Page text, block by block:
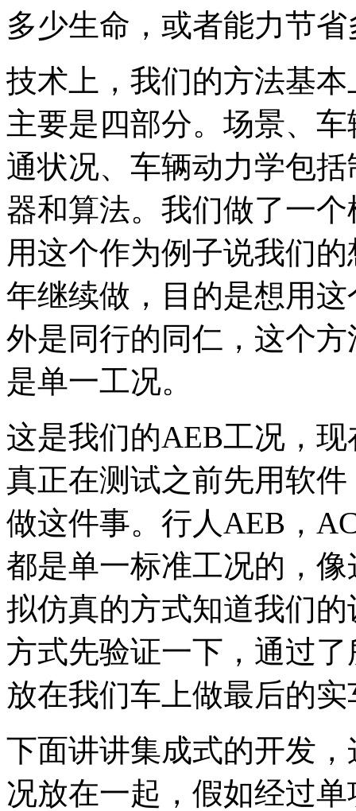
多少生命，或者能力节
技术上，我们的方法基
主要是四部分。场景、
通状况、车辆动力学包
器和算法。我们做了一
用这个作为例子说我们
年继续做，目的是想用
外是同行的同仁，这个
是单一工况。
这是我们的AEB工况，
真正在测试之前先用软
做这件事。行人AEB，
都是单一标准工况的，
拟仿真的方式知道我们
方式先验证一下，通过
放在我们车上做最后的
下面讲讲集成式的开发
况放在一起，假如经过